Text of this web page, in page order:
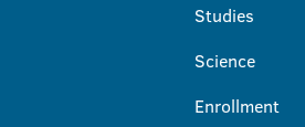
Studies
Science
Enrollment